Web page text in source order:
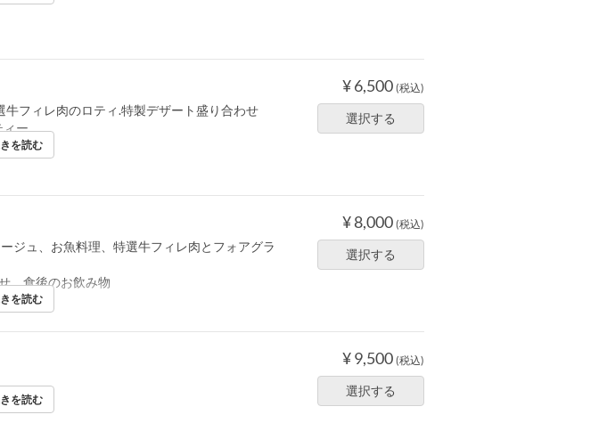
¥ 6,500 (税込)
選択する
フィレ肉のロティ.特製デザート盛り合わせ
ィー
を読む
¥ 8,000 (税込)
選択する
ジュ、お魚料理、特選牛フィレ肉とフォアグラ
、食後のお飲み物
を読む
¥ 9,500 (税込)
選択する
を読む